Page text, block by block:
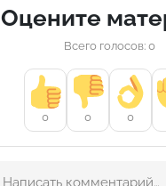
Оцените
Всего голосов: 0
0 0 0